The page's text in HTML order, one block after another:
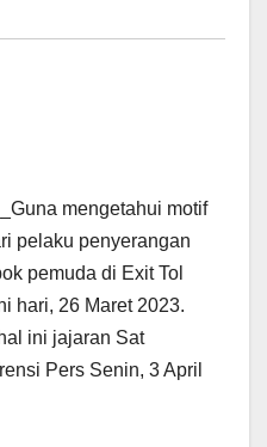
mengetahui motif
pelaku penyerangan
pemuda di Exit Tol
hari, 26 Maret 2023.
ini jajaran Sat
Pers Senin, 3 April